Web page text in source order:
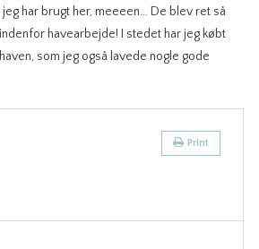
har brugt her, meeeen… De blev ret så
havearbejde! I stedet har jeg købt
som jeg også lavede nogle gode
Print